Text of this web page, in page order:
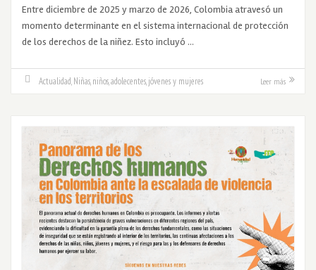
Entre diciembre de 2025 y marzo de 2026, Colombia atravesó un
momento determinante en el sistema internacional de protección
de los derechos de la niñez. Esto incluyó …
Actualidad Niñas, niños, adolecentes, jóvenes y mujeres Leer más